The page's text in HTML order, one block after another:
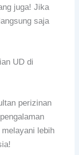
juga! Jika
saja
UD di
perizinan
lebih